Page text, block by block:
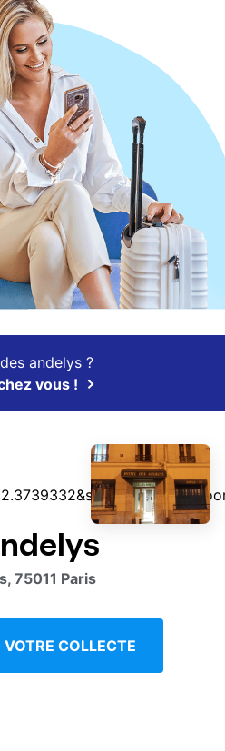
andelys ?
vous !
75011 Paris
VOTRE COLLECTE